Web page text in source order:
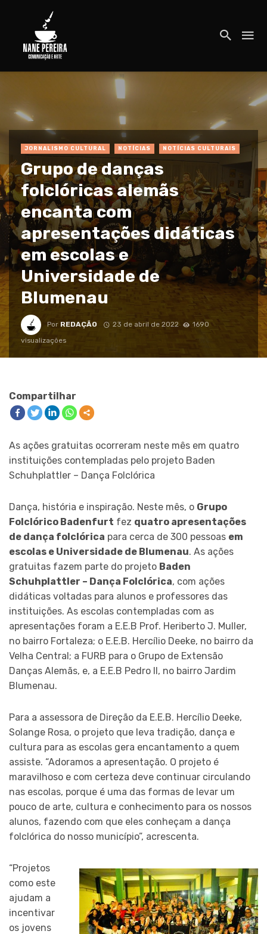
JORNALISMO CULTURAL NOTÍCIAS NOTÍCIAS CULTURAIS
Grupo de danças
folclóricas alemãs
encanta com
apresentações didáticas
em escolas e
Universidade de
Blumenau
Por REDAÇÃO 23 de abril de 2022
1690
visualizações
Compartilhar
As ações gratuitas ocorreram neste mês em quatro
instituições contempladas pelo projeto Baden
Schuhplattler – Dança Folclórica
Dança, história e inspiração. Neste mês, o Grupo
Folclórico Badenfurt fez quatro apresentações
de dança folclórica para cerca de 300 pessoas em
escolas e Universidade de Blumenau. As ações
gratuitas fazem parte do projeto Baden
Schuhplattler – Dança Folclórica, com ações
didáticas voltadas para alunos e professores das
instituições. As escolas contempladas com as
apresentações foram a E.E.B Prof. Heriberto J. Muller,
no bairro Fortaleza; o E.E.B. Hercílio Deeke, no bairro da
Velha Central; a FURB para o Grupo de Extensão
Danças Alemãs, e, a E.E.B Pedro II, no bairro Jardim
Blumenau.
Para a assessora de Direção da E.E.B. Hercílio Deeke,
Solange Rosa, o projeto que leva tradição, dança e
cultura para as escolas gera encantamento a quem
assiste. “Adoramos a apresentação. O projeto é
maravilhoso e com certeza deve continuar circulando
nas escolas, porque é uma das formas de levar um
pouco de arte, cultura e conhecimento para os nossos
alunos, fazendo com que eles conheçam a dança
folclórica do nosso município”, acrescenta.
“Projetos
como este
ajudam a
incentivar
os jovens